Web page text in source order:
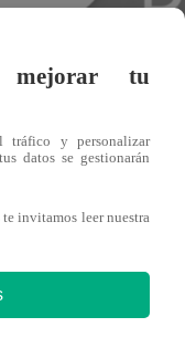
mejorar tu
tráfico y personalizar
tus datos se gestionarán
invitamos leer nuestra